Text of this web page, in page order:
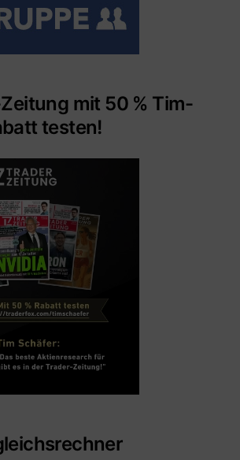
mit 50 % Tim-
testen!